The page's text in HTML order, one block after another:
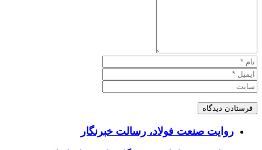
روایت صنعت فولاد،‌ رسالت خبرنگار